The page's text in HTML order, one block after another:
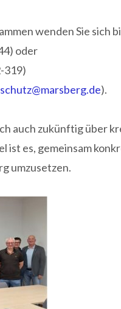
wenden Sie sich
oder
319)
).
auch zukünftig über
ist es, gemeinsam
umzusetzen.